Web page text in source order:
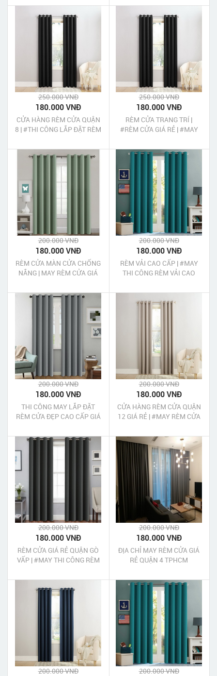
HUYỆN TPHCM
HCM
250.000 VNĐ
180.000 VNĐ
CỬA HÀNG RÈM CỬA QUẬN
8 | #THI CÔNG LẮP ĐẶT RÈM
250.000 VNĐ
180.000 VNĐ
RÈM CỬA TRANG TRÍ |
#RÈM CỬA GIÁ RẺ | #MAY
200.000 VNĐ
180.000 VNĐ
RÈM CỬA MÀN CỬA CHỐNG
NẮNG | MAY RÈM CỬA GIÁ
200.000 VNĐ
180.000 VNĐ
RÈM VẢI CAO CẤP | #MAY
THI CÔNG RÈM VẢI CAO
200.000 VNĐ
180.000 VNĐ
THI CÔNG MAY LẮP ĐẶT
RÈM CỬA ĐẸP CAO CẤP GIÁ
TPHCM
200.000 VNĐ
180.000 VNĐ
CỬA HÀNG RÈM CỬA QUẬN
12 GIÁ RẺ | #MAY RÈM CỬA
200.000 VNĐ
180.000 VNĐ
RÈM CỬA GIÁ RẺ QUẬN GÒ
VẤP | #MAY THI CÔNG RÈM
200.000 VNĐ
180.000 VNĐ
ĐỊA CHỈ MAY RÈM CỬA GIÁ
RẺ QUẬN 4 TPHCM
200.000 VNĐ 200.000 VNĐ